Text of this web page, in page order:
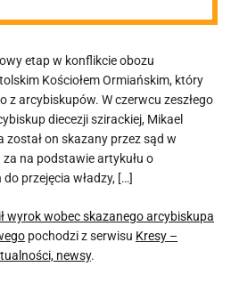
i
go z
etap w konflikcie obozu
Kościołem Ormiańskim, który
z arcybiskupów. W czerwcu zeszłego
diecezji szirackiej, Mikael
on skazany przez sąd w
na podstawie artykułu o
przejęcia władzy, […]
wyrok wobec skazanego arcybiskupa
pochodzi z serwisu Kresy –
newsy.